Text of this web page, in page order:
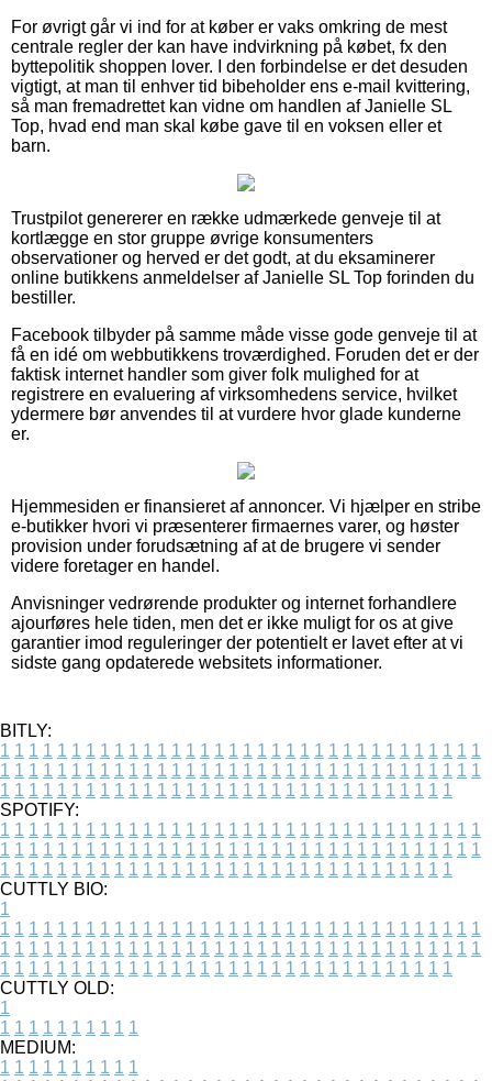
For øvrigt går vi ind for at køber er vaks omkring de mest
centrale regler der kan have indvirkning på købet, fx den
byttepolitik shoppen lover. I den forbindelse er det desuden
vigtigt, at man til enhver tid bibeholder ens e-mail kvittering,
så man fremadrettet kan vidne om handlen af Janielle SL
Top, hvad end man skal købe gave til en voksen eller et
barn.
Trustpilot genererer en række udmærkede genveje til at
kortlægge en stor gruppe øvrige konsumenters
observationer og herved er det godt, at du eksaminerer
online butikkens anmeldelser af Janielle SL Top forinden du
bestiller.
Facebook tilbyder på samme måde visse gode genveje til at
få en idé om webbutikkens troværdighed. Foruden det er der
faktisk internet handler som giver folk mulighed for at
registrere en evaluering af virksomhedens service, hvilket
ydermere bør anvendes til at vurdere hvor glade kunderne
er.
Hjemmesiden er finansieret af annoncer. Vi hjælper en stribe
e-butikker hvori vi præsenterer firmaernes varer, og høster
provision under forudsætning af at de brugere vi sender
videre foretager en handel.
Anvisninger vedrørende produkter og internet forhandlere
ajourføres hele tiden, men det er ikke muligt for os at give
garantier imod reguleringer der potentielt er lavet efter at vi
sidste gang opdaterede websitets informationer.
BITLY:
1 1 1 1 1 1 1 1 1 1 1 1 1 1 1 1 1 1 1 1 1 1 1 1 1 1 1 1 1 1 1 1 1 1
1 1 1 1 1 1 1 1 1 1 1 1 1 1 1 1 1 1 1 1 1 1 1 1 1 1 1 1 1 1 1 1 1 1
1 1 1 1 1 1 1 1 1 1 1 1 1 1 1 1 1 1 1 1 1 1 1 1 1 1 1 1 1 1 1 1
SPOTIFY:
1 1 1 1 1 1 1 1 1 1 1 1 1 1 1 1 1 1 1 1 1 1 1 1 1 1 1 1 1 1 1 1 1 1
1 1 1 1 1 1 1 1 1 1 1 1 1 1 1 1 1 1 1 1 1 1 1 1 1 1 1 1 1 1 1 1 1 1
1 1 1 1 1 1 1 1 1 1 1 1 1 1 1 1 1 1 1 1 1 1 1 1 1 1 1 1 1 1 1 1
CUTTLY BIO:
1
1 1 1 1 1 1 1 1 1 1 1 1 1 1 1 1 1 1 1 1 1 1 1 1 1 1 1 1 1 1 1 1 1 1
1 1 1 1 1 1 1 1 1 1 1 1 1 1 1 1 1 1 1 1 1 1 1 1 1 1 1 1 1 1 1 1 1 1
1 1 1 1 1 1 1 1 1 1 1 1 1 1 1 1 1 1 1 1 1 1 1 1 1 1 1 1 1 1 1 1
CUTTLY OLD:
1
1 1 1 1 1 1 1 1 1 1
MEDIUM:
1 1 1 1 1 1 1 1 1 1